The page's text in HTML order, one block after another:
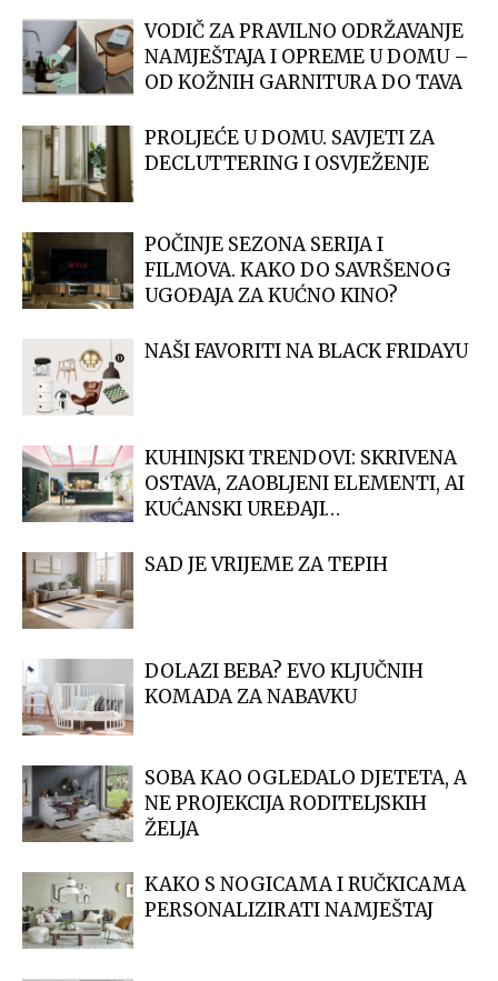
VODIČ ZA PRAVILNO ODRŽAVANJE
NAMJEŠTAJA I OPREME U DOMU –
OD KOŽNIH GARNITURA DO TAVA
PROLJEĆE U DOMU. SAVJETI ZA
DECLUTTERING I OSVJEŽENJE
POČINJE SEZONA SERIJA I
FILMOVA. KAKO DO SAVRŠENOG
UGOĐAJA ZA KUĆNO KINO?
NAŠI FAVORITI NA BLACK FRIDAYU
KUHINJSKI TRENDOVI: SKRIVENA
OSTAVA, ZAOBLJENI ELEMENTI, AI
KUĆANSKI UREĐAJI…
SAD JE VRIJEME ZA TEPIH
DOLAZI BEBA? EVO KLJUČNIH
KOMADA ZA NABAVKU
SOBA KAO OGLEDALO DJETETA, A
NE PROJEKCIJA RODITELJSKIH
ŽELJA
KAKO S NOGICAMA I RUČKICAMA
PERSONALIZIRATI NAMJEŠTAJ